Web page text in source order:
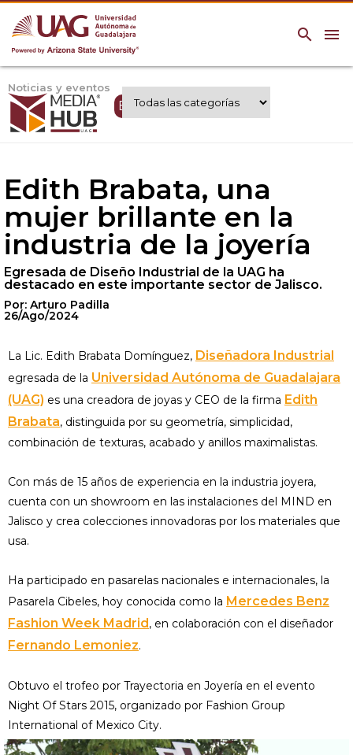
menu
search
Noticias y eventos
Expertos UAG
Edith Brabata, una
mujer brillante en la
industria de la joyería
Egresada de Diseño Industrial de la UAG ha
destacado en este importante sector de Jalisco.
Por: Arturo Padilla
26/Ago/2024
La Lic. Edith Brabata Domínguez, Diseñadora Industrial
egresada de la Universidad Autónoma de Guadalajara
(UAG) es una creadora de joyas y CEO de la firma Edith
Brabata, distinguida por su geometría, simplicidad,
combinación de texturas, acabado y anillos maximalistas.
Con más de 15 años de experiencia en la industria joyera,
cuenta con un showroom en las instalaciones del MIND en
Jalisco y crea colecciones innovadoras por los materiales que
usa.
Ha participado en pasarelas nacionales e internacionales, la
Pasarela Cibeles, hoy conocida como la Mercedes Benz
Fashion Week Madrid, en colaboración con el diseñador
Fernando Lemoniez.
Obtuvo el trofeo por Trayectoria en Joyería en el evento
Night Of Stars 2015, organizado por Fashion Group
International of Mexico City.